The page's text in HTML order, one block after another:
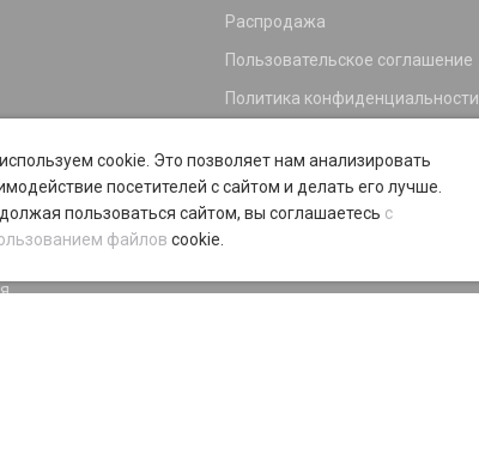
Распродажа
Пользовательское соглашение
Политика конфиденциальности
Программа лояльности
cookie. Это позволяет нам анализировать
посетителей с сайтом и делать его лучше.
пользоваться сайтом, вы соглашаетесь с
файлов cookie.